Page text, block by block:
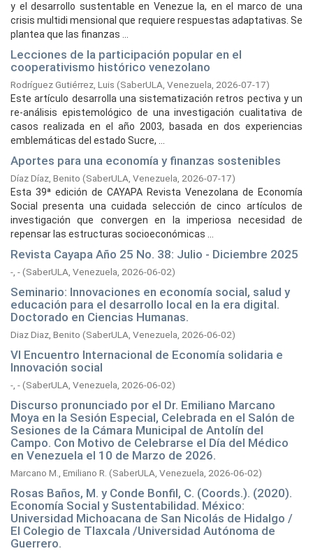
y el desarrollo sustentable en Venezue la, en el marco de una
crisis multidi mensional que requiere respuestas adaptativas. Se
plantea que las finanzas ...
Lecciones de la participación popular en el
cooperativismo histórico venezolano
Rodríguez Gutiérrez, Luis (SaberULA, Venezuela, 2026-07-17)
Este artículo desarrolla una sistematización retros pectiva y un
re-análisis epistemológico de una investigación cualitativa de
casos realizada en el año 2003, basada en dos experiencias
emblemáticas del estado Sucre, ...
Aportes para una economía y finanzas sostenibles
Díaz Díaz, Benito (SaberULA, Venezuela, 2026-07-17)
Esta 39ª edición de CAYAPA Revista Venezolana de Economía
Social presenta una cuidada selección de cinco artículos de
investigación que convergen en la imperiosa necesidad de
repensar las estructuras socioeconómicas ...
Revista Cayapa Año 25 No. 38: Julio - Diciembre 2025
-, -(SaberULA, Venezuela, 2026-06-02)
Seminario: Innovaciones en economía social, salud y
educación para el desarrollo local en la era digital.
Doctorado en Ciencias Humanas.
Diaz Diaz, Benito (SaberULA, Venezuela, 2026-06-02)
VI Encuentro Internacional de Economía solidaria e
Innovación social
-, -(SaberULA, Venezuela, 2026-06-02)
Discurso pronunciado por el Dr. Emiliano Marcano
Moya en la Sesión Especial, Celebrada en el Salón de
Sesiones de la Cámara Municipal de Antolín del
Campo. Con Motivo de Celebrarse el Día del Médico
en Venezuela el 10 de Marzo de 2026.
Marcano M., Emiliano R. (SaberULA, Venezuela, 2026-06-02)
Rosas Baños, M. y Conde Bonfil, C. (Coords.). (2020).
Economía Social y Sustentabilidad. México:
Universidad Michoacana de San Nicolás de Hidalgo /
El Colegio de Tlaxcala /Universidad Autónoma de
Guerrero.